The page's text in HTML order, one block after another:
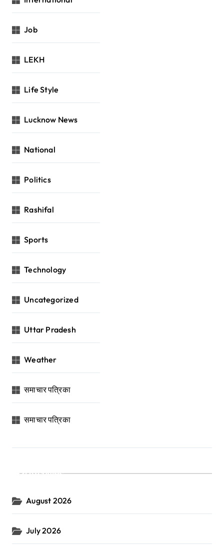
Job
LEKH
Life Style
Lucknow News
National
Politics
Rashifal
Sports
Technology
Uncategorized
Uttar Pradesh
Weather
समाचार पत्रिका
समाचार पत्रिका
Archives
August 2026
July 2026